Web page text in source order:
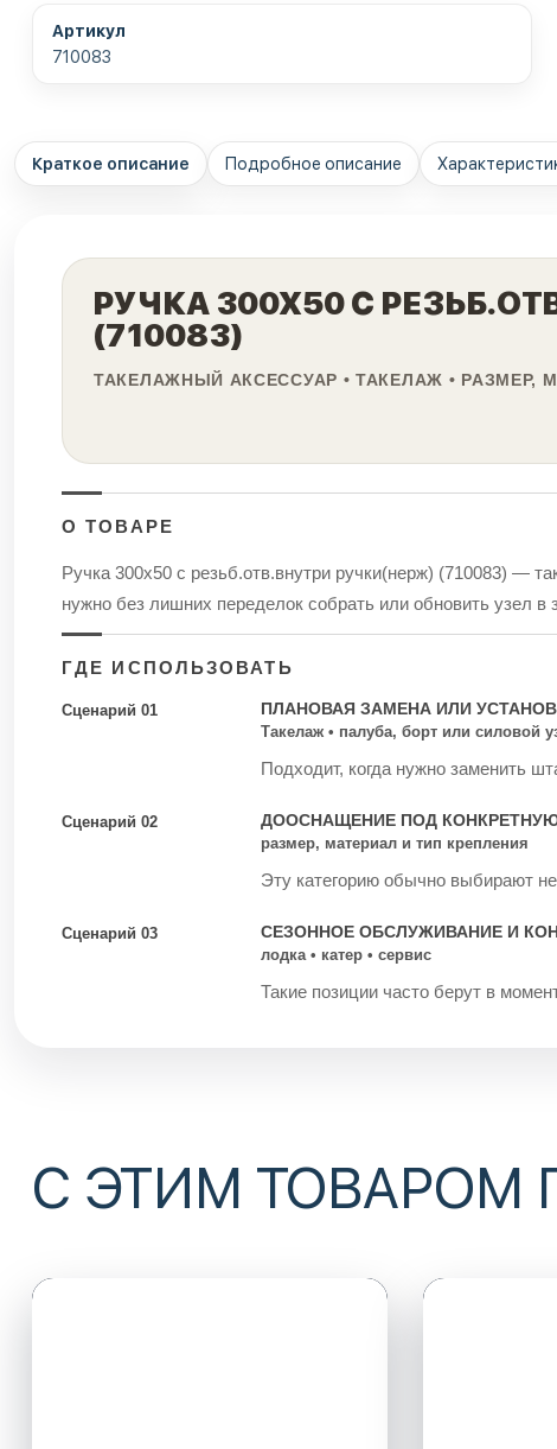
Артикул
710083
Краткое описание Подробное описание
РУЧКА 300Х50 С
(710083)
ТАКЕЛАЖНЫЙ АКСЕССУАР • ТАКЕЛАЖ • РАЗМЕР,
О ТОВАРЕ
Ручка 300х50 с резьб.отв.внутри ручки(нерж) (710083) —
нужно без лишних переделок собрать или обновить узел
ГДЕ ИСПОЛЬЗОВАТЬ
Сценарий 01 ПЛАНОВАЯ ЗАМЕНА ИЛИ
Такелаж • палуба, борт или силовой
Подходит, когда нужно заменить
Сценарий 02 ДООСНАЩЕНИЕ ПОД
размер, материал и тип крепления
Эту категорию обычно выбирают
Сценарий 03 СЕЗОННОЕ ОБСЛУЖИВАНИЕ И
лодка • катер • сервис
Такие позиции часто берут в
С ЭТИМ ТОВАРОМ